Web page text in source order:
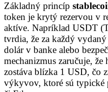
Základný princíp
token je krytý rezervou v
aktíve. Napríklad USDT
tvrdia, že za každý
dolár v banke alebo
mechanizmus zaručuje,
zostáva blízka 1 USD, čo
výkyvov, ktoré sú typické